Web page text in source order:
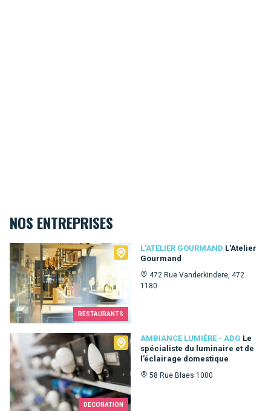
NOS ENTREPRISES
RESTAURANTS
L'ATELIER GOURMAND L'Atelier
Gourmand
472 Rue Vanderkindere, 472
1180
L'Atelier Gourmand
DÉCORATION
AMBIANCE LUMIÈRE - ADG Le
spécialiste du luminaire et de
l’éclairage domestique
58 Rue Blaes 1000
Ambiance Lumière - ADG